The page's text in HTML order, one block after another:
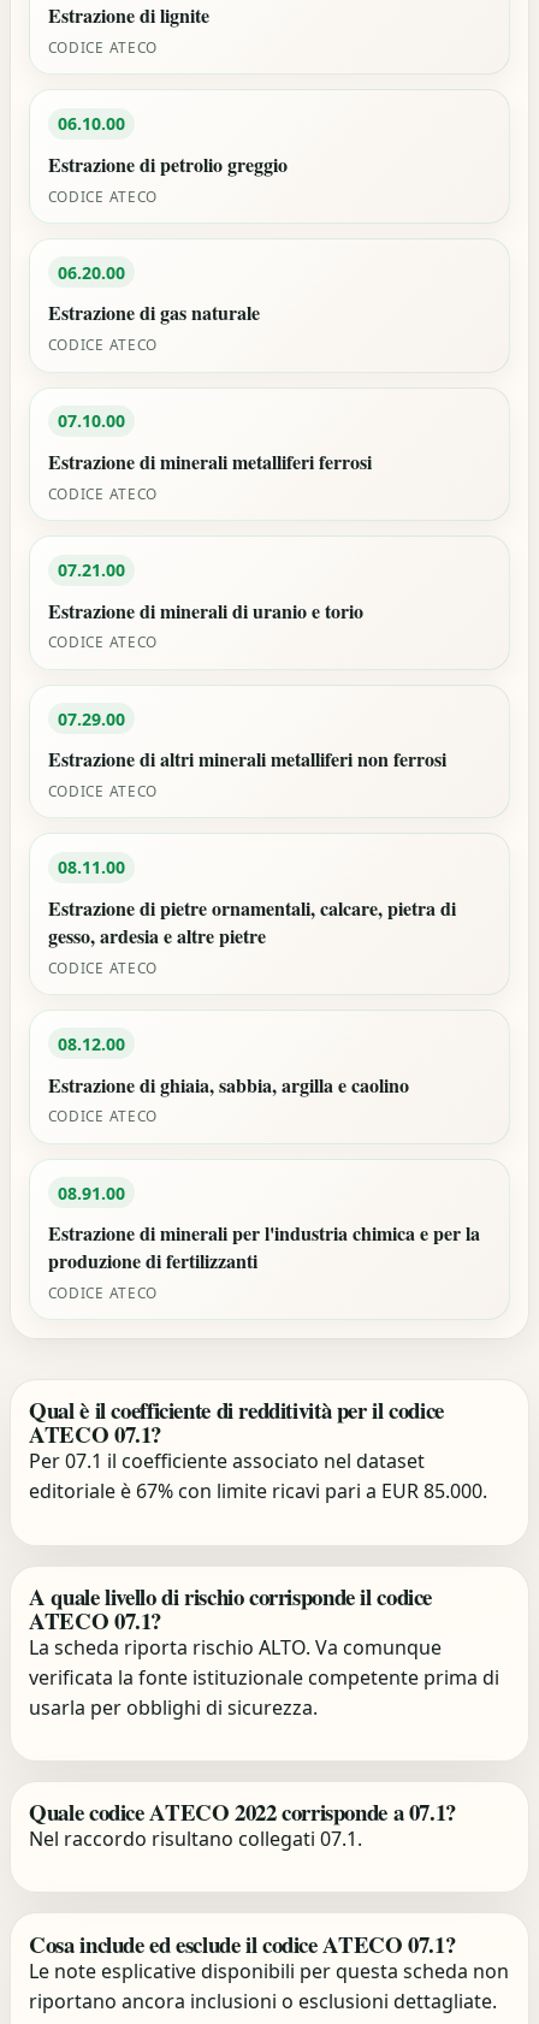
Estrazione di lignite
CODICE ATECO
06.10.00
Estrazione di petrolio greggio
CODICE ATECO
06.20.00
Estrazione di gas naturale
CODICE ATECO
07.10.00
Estrazione di minerali metalliferi ferrosi
CODICE ATECO
07.21.00
Estrazione di minerali di uranio e torio
CODICE ATECO
07.29.00
Estrazione di altri minerali metalliferi non ferrosi
CODICE ATECO
08.11.00
Estrazione di pietre ornamentali, calcare, pietra di
gesso, ardesia e altre pietre
CODICE ATECO
08.12.00
Estrazione di ghiaia, sabbia, argilla e caolino
CODICE ATECO
08.91.00
Estrazione di minerali per l'industria chimica e per la
produzione di fertilizzanti
CODICE ATECO
Qual è il coefficiente di redditività per il codice
ATECO 07.1?
Per 07.1 il coefficiente associato nel dataset
editoriale è 67% con limite ricavi pari a EUR 85.000.
A quale livello di rischio corrisponde il codice
ATECO 07.1?
La scheda riporta rischio ALTO. Va comunque
verificata la fonte istituzionale competente prima di
usarla per obblighi di sicurezza.
Quale codice ATECO 2022 corrisponde a 07.1?
Nel raccordo risultano collegati 07.1.
Cosa include ed esclude il codice ATECO 07.1?
Le note esplicative disponibili per questa scheda non
riportano ancora inclusioni o esclusioni dettagliate.